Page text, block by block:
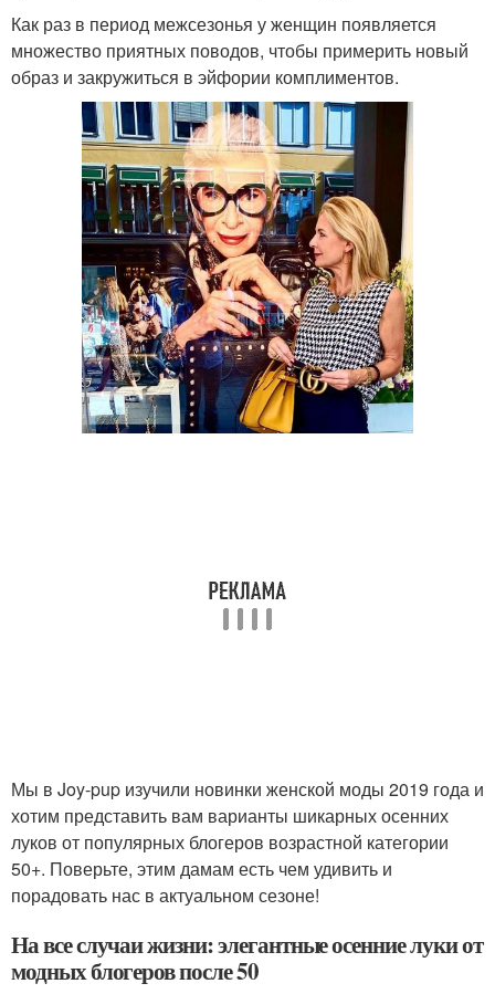
Как раз в период межсезонья у женщин появляется
множество приятных поводов, чтобы примерить новый
образ и закружиться в эйфории комплиментов.
Мы в Joy-pup изучили новинки женской моды 2019 года и
хотим представить вам варианты шикарных осенних
луков от популярных блогеров возрастной категории
50+. Поверьте, этим дамам есть чем удивить и
порадовать нас в актуальном сезоне!
На все случаи жизни: элегантные осенние луки от
модных блогеров после 50